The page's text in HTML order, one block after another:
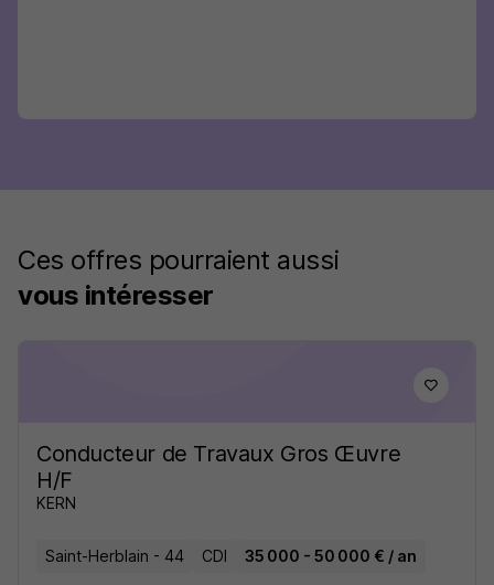
Ces offres pourraient aussi
vous intéresser
Conducteur de Travaux Gros Œuvre
H/F
KERN
Saint-Herblain - 44 CDI 35 000 - 50 000 € / an